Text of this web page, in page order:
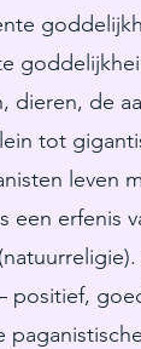
dieren, de
tot
leven
een erfenis
positief,